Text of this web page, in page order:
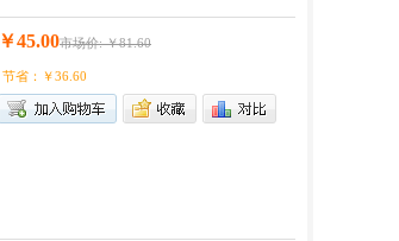
￥45.00市场价: ￥81.60
节省：￥36.60